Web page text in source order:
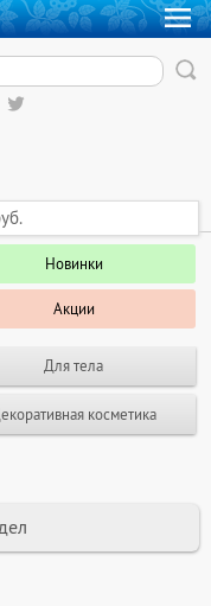
Новинки
Акции
Для тела
косметика